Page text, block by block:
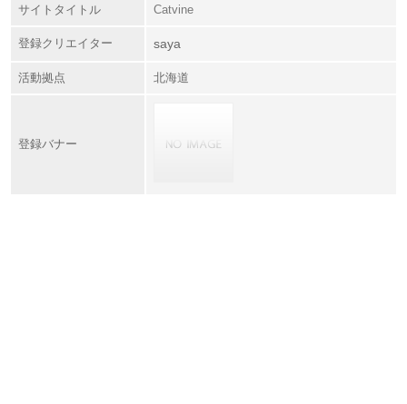
サイトタイトル Catvine
登録クリエイター saya
活動拠点 北海道
登録バナー